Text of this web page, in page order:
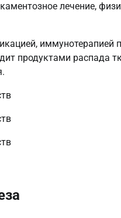
лечение,
иммунотерапией
продуктами распада